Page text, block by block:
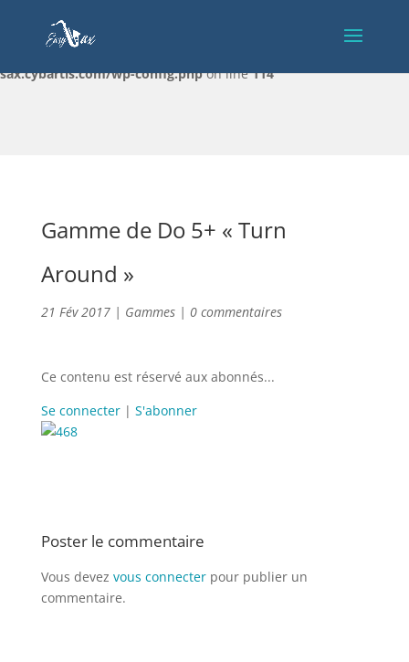
Warning: Constant DISALLOW_FILE_EDIT already defined in
/home/clients/c32e027febb4153914c27c03d07ed5f5/sites/easy-
sax.cybartis.com/wp-config.phpon line114
Gamme de Do 5+ « Turn
Around »
21 Fév 2017| Gammes| 0 commentaires
Ce contenu est réservé aux abonnés...
Se connecter| S'abonner
Poster le commentaire
Vous devez vous connecterpour publier un
commentaire.